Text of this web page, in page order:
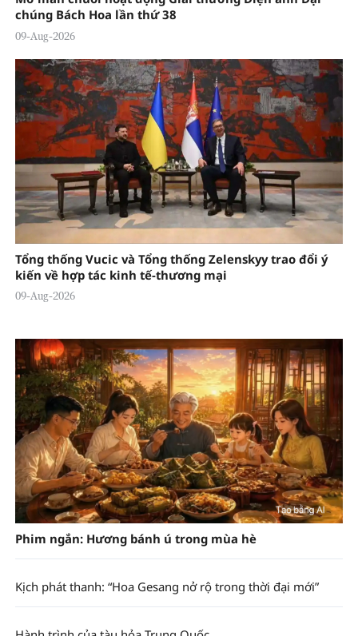
chúng Bách Hoa lần thứ 38
09-Aug-2026
Tổng thống Vucic và Tổng thống Zelenskyy trao đổi ý
kiến về hợp tác kinh tế-thương mại
09-Aug-2026
Phim ngắn: Hương bánh ú trong mùa hè
Kịch phát thanh: “Hoa Gesang nở rộ trong thời đại mới”